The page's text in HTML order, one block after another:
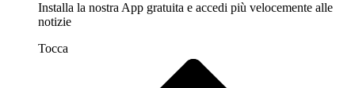
Installa la nostra App gratuita e accedi più velocemente alle
notizie
Tocca